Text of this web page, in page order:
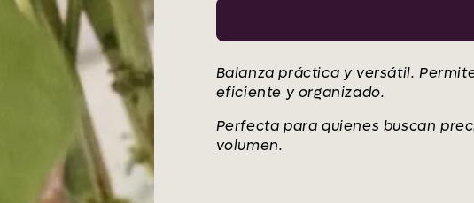
Balanza práctica y versátil.
eficiente y organizado.
Perfecta para quienes buscan
volumen.